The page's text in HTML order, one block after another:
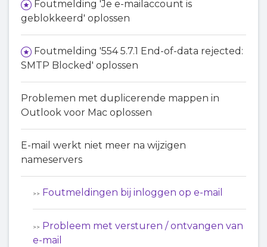
Foutmelding 'Je e-mailaccount is
geblokkeerd' oplossen
Foutmelding '554 5.7.1 End-of-data rejected:
SMTP Blocked' oplossen
Problemen met duplicerende mappen in
Outlook voor Mac oplossen
E-mail werkt niet meer na wijzigen
nameservers
Foutmeldingen bij inloggen op e-mail
Probleem met versturen / ontvangen van
e-mail